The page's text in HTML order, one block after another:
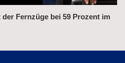
der Strecke München–Prag